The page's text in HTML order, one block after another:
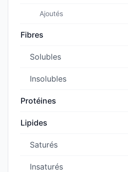
Ajoutés
Fibres
Solubles
Insolubles
Protéines
Lipides
Saturés
Insaturés